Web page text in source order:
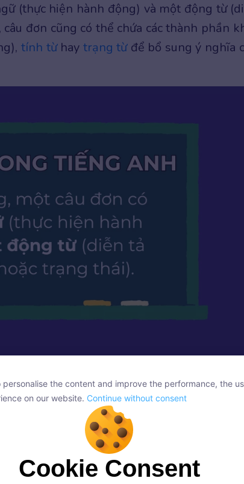
(thực hiện hành động) và một động từ
đơn cũng có thể chứa các thành phần
tính từhay trạng từđể bổ sung ý nghĩa
là gì? Ví dụ
đổi nghĩa
personalise the content and improve the performance, the
on our website.
Continue without consent
Cookie Consent
personalise the content and improve the performance, the
on our website. Continue without consent
Cookie Consent